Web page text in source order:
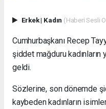
Erkek| Kadın (Haberi Sesli
Cumhurbaşkanı Recep
şiddet mağduru kadınların
geldi.
Sözlerine, son dönemde
kaybeden kadınların